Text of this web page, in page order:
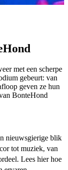
met een scherpe
gebeurt: van
geven ze hun
BonteHond
nieuwsgierige blik
tot muziek, van
Lees hier hoe